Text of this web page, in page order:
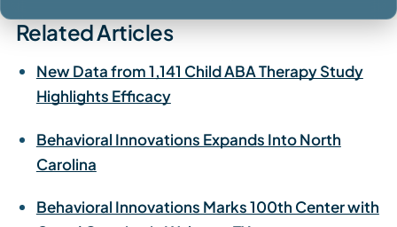
Related Articles
New Data from 1,141 Child ABA Therapy Study
Highlights Efficacy
Behavioral Innovations Expands Into North
Carolina
Behavioral Innovations Marks 100th Center with